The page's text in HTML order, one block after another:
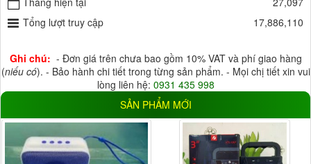
18 tháng(3)
HDD(6) Thẻ Nhớ(26)
Cloud(17)
ĐIỆN ÁP
12V(37)
220V(3) Điện áp khác(20)
Tổng lượt truy cập
17,886,110
Ghi chú: - Đơn giá trên chưa bao gồm 10% VAT và phí giao hàng
(niếu có). - Bảo hành chi tiết trong từng sản phẩm. - Mọi chị tiết xin vui
lòng liên hệ: 0931 435 998
SẢN PHẨM MỚI